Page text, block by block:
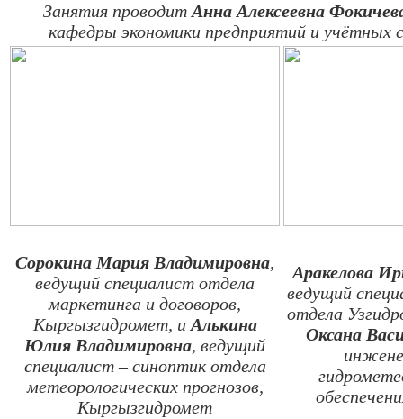
Занятия проводит Анна Алексеевна
кафедры экономики предприятий и
Сорокина Мария Владимировна,
ведущий специалист отдела
маркетинга и договоров,
Кыргызгидромет, и Алькина
Юлия Владимировна, ведущий
специалист – синоптик отдела
метеорологических прогнозов,
Кыргызгидромет
Аракелова
ведущий
отдела
Оксана